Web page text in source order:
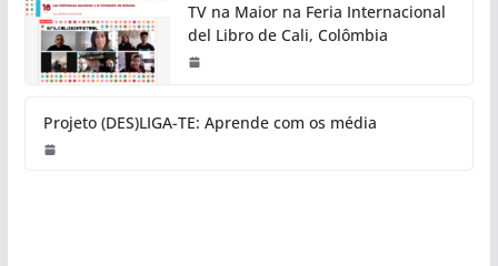
TV na Maior na Feria Internacional
del Libro de Cali, Colômbia
Projeto (DES)LIGA-TE: Aprende com os média